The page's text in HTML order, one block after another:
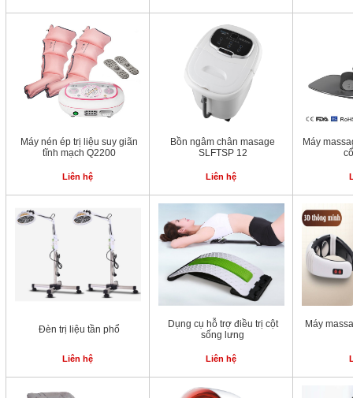
Máy nén ép trị liệu suy giãn
tĩnh mạch Q2200
Liên hệ
Bồn ngâm chân masage
SLFTSP 12
Liên hệ
Máy
Đèn trị liệu tần phổ
Liên hệ
Dụng cụ hỗ trợ điều trị cột
sống lưng
Liên hệ
Máy